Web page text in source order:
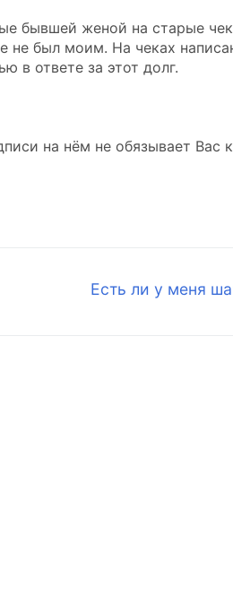
бывшей женой на старые
не был моим. На чеках
в ответе за этот долг.
на нём не обязывает Вас
Следующая
Есть ли у меня